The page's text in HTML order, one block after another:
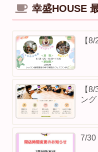
幸盛HOUSE
【
【
ン
7/30